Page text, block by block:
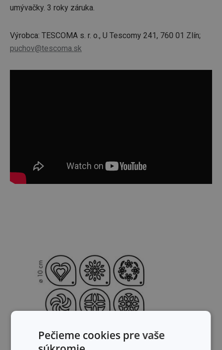
umývačky. 3 roky záruka.
Výrobca: TESCOMA s. r. o., U Tescomy 241, 760 01 Zlín;
puchov@tescoma.sk
Pečieme cookies pre vaše